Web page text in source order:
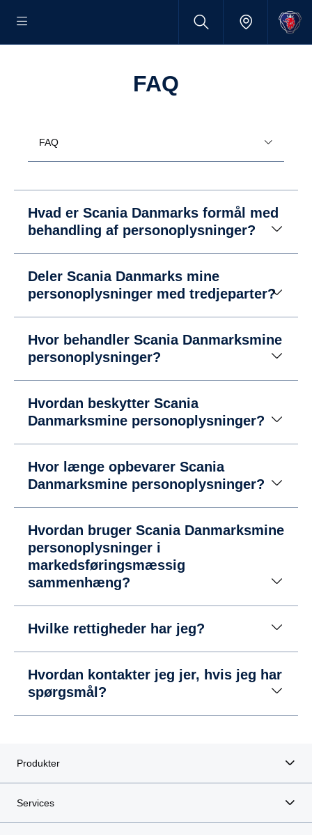
FAQ
FAQ
Hvad er Scania Danmarks formål med
behandling af personoplysninger?
Deler Scania Danmarks mine
personoplysninger med tredjeparter?
Hvor behandler Scania Danmarksmine
personoplysninger?
Hvordan beskytter Scania
Danmarksmine personoplysninger?
Hvor længe opbevarer Scania
Danmarksmine personoplysninger?
Hvordan bruger Scania Danmarksmine
personoplysninger i
markedsføringsmæssig
sammenhæng?
Hvilke rettigheder har jeg?
Hvordan kontakter jeg jer, hvis jeg har
spørgsmål?
Produkter
Services